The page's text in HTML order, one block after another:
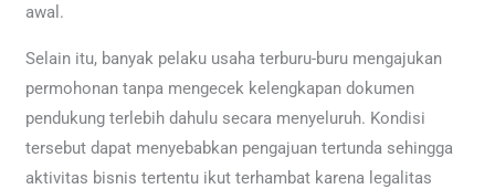
awal.
Selain itu, banyak pelaku usaha terburu-buru mengajukan
permohonan tanpa mengecek kelengkapan dokumen
pendukung terlebih dahulu secara menyeluruh. Kondisi
tersebut dapat menyebabkan pengajuan tertunda sehingga
aktivitas bisnis tertentu ikut terhambat karena legalitas